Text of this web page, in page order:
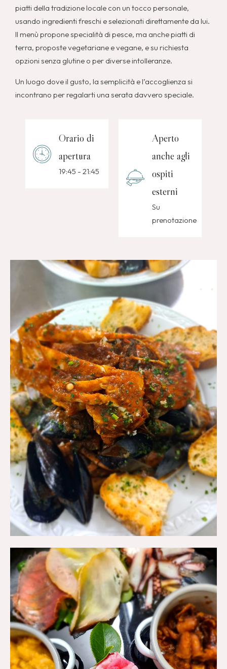
piatti della tradizione locale con un tocco personale,
usando ingredienti freschi e selezionati direttamente da lui.
Il menù propone specialità di pesce, ma anche piatti di
terra, proposte vegetariane e vegane, e su richiesta
opzioni senza glutine o per diverse intolleranze.
Un luogo dove il gusto, la semplicità e l’accoglienza si
incontrano per regalarti una serata davvero speciale.
Orario di
apertura
19:45 - 21:45
Aperto
anche agli
ospiti
esterni
Su
prenotazione